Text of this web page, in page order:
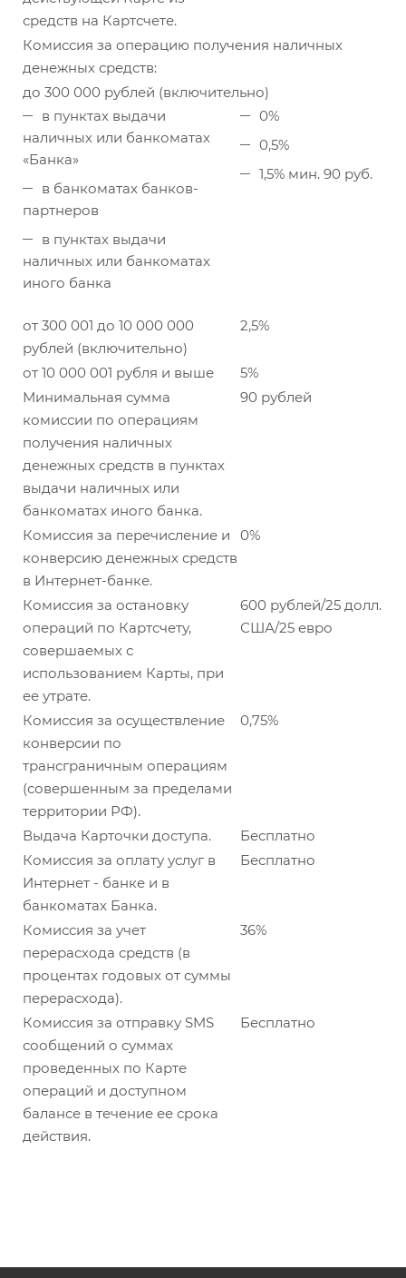
средств на Картсчете.
Комиссия за операцию получения наличных
денежных средств:
до 300 000 рублей (включительно)
в пунктах выдачи
наличных или банкоматах
«Банка»
в банкоматах банков-
партнеров
в пунктах выдачи
наличных или банкоматах
иного банка
0%
0,5%
1,5% мин. 90 руб.
от 300 001 до 10 000 000
рублей (включительно)
2,5%
от 10 000 001 рубля и выше
5%
Минимальная сумма
комиссии по операциям
получения наличных
денежных средств в пунктах
выдачи наличных или
банкоматах иного банка.
90 рублей
Комиссия за перечисление и
конверсию денежных средств
в Интернет-банке.
0%
Комиссия за остановку
операций по Картсчету,
совершаемых с
использованием Карты, при
ее утрате.
600 рублей/25 долл.
США/25 евро
Комиссия за осуществление
конверсии по
трансграничным операциям
(совершенным за пределами
территории РФ).
0,75%
Выдача Карточки доступа.
Бесплатно
Комиссия за оплату услуг в
Интернет - банке и в
банкоматах Банка.
Бесплатно
Комиссия за учет
перерасхода средств (в
процентах годовых от суммы
перерасхода).
36%
Комиссия за отправку SMS
сообщений о суммах
проведенных по Карте
операций и доступном
балансе в течение ее срока
действия.
Бесплатно